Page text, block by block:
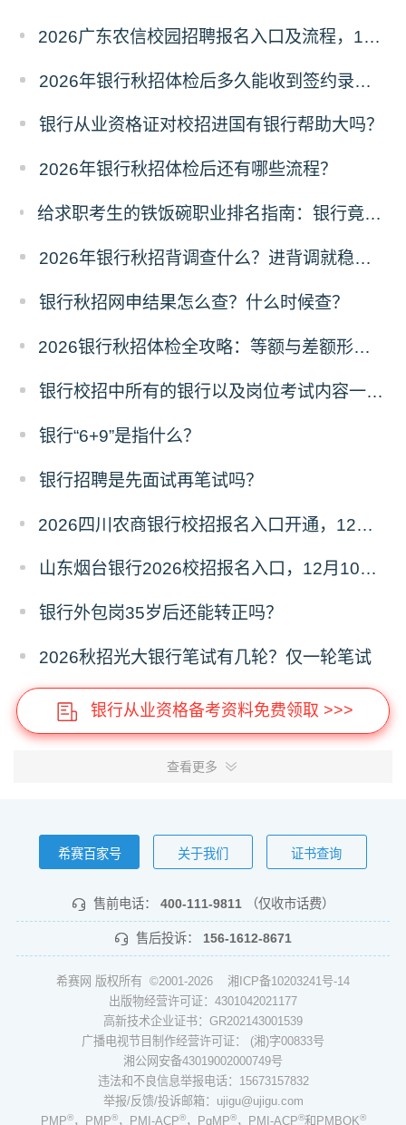
2026广东农信校园招聘报名入口及流程，1月5日截止！
2026年银行秋招体检后多久能收到签约录用通知？
银行从业资格证对校招进国有银行帮助大吗？
2026年银行秋招体检后还有哪些流程？
给求职考生的铁饭碗职业排名指南：银行竟超公务员！榜首实至名归
2026年银行秋招背调查什么？进背调就稳了吗？
银行秋招网申结果怎么查？什么时候查？
2026银行秋招体检全攻略：等额与差额形式解析及通关指南
银行校招中所有的银行以及岗位考试内容一样吗？
银行“6+9”是指什么？
银行招聘是先面试再笔试吗？
2026四川农商银行校招报名入口开通，12月19日报名截止！
山东烟台银行2026校招报名入口，12月10日截止！
银行外包岗35岁后还能转正吗？
2026秋招光大银行笔试有几轮？仅一轮笔试
银行从业资格备考资料免费领取 >>>
查看更多
希赛百家号 关于我们 证书查询
售前电话： 400-111-9811 （仅收市话费）
售后投诉： 156-1612-8671
希赛网 版权所有 ©2001-2026 湘ICP备10203241号-14
出版物经营许可证：4301042021177
高新技术企业证书：GR202143001539
广播电视节目制作经营许可证： (湘)字00833号
湘公网安备43019002000749号
违法和不良信息举报电话：15673157832
举报/反馈/投诉邮箱：ujigu@ujigu.com
PMP®，PMP®，PMI-ACP®，PgMP®，PMI-ACP®和PMBOK®